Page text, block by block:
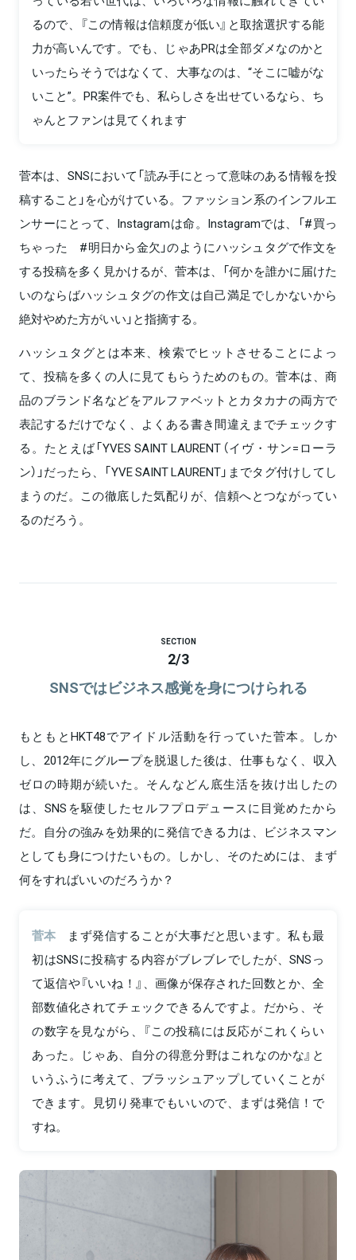
るので、『この情報は信頼度が低い』と取捨選択する能
力が高いんです。でも、じゃあPRは全部ダメなのかと
いったらそうではなくて、大事なのは、“そこに嘘がな
いこと”。PR案件でも、私らしさを出せているなら、ち
ゃんとファンは見てくれます
菅本は、SNSにおいて「読み手にとって意味のある情報を投
稿すること」を心がけている。ファッション系のインフルエ
ンサーにとって、Instagramは命。Instagramでは、「#買っ
ちゃった #明日から金欠」のようにハッシュタグで作文を
する投稿を多く見かけるが、菅本は、「何かを誰かに届けた
いのならばハッシュタグの作文は自己満足でしかないから
絶対やめた方がいい」と指摘する。
ハッシュタグとは本来、検索でヒットさせることによっ
て、投稿を多くの人に見てもらうためのもの。菅本は、商
品のブランド名などをアルファベットとカタカナの両方で
表記するだけでなく、よくある書き間違えまでチェックす
る。たとえば「YVES SAINT LAURENT（イヴ・サン=ローラ
ン）」だったら、「YVE SAINT LAURENT」までタグ付けしてし
まうのだ。この徹底した気配りが、信頼へとつながってい
るのだろう。
SECTION
2/3
SNSではビジネス感覚を身につけられる
もともとHKT48でアイドル活動を行っていた菅本。しか
し、2012年にグループを脱退した後は、仕事もなく、収入
ゼロの時期が続いた。そんなどん底生活を抜け出したの
は、SNSを駆使したセルフプロデュースに目覚めたから
だ。自分の強みを効果的に発信できる力は、ビジネスマン
としても身につけたいもの。しかし、そのためには、まず
何をすればいいのだろうか？
菅本
まず発信することが大事だと思います。私も最
初はSNSに投稿する内容がブレブレでしたが、SNSっ
て返信や『いいね！』、画像が保存された回数とか、全
部数値化されてチェックできるんですよ。だから、そ
の数字を見ながら、『この投稿には反応がこれくらい
あった。じゃあ、自分の得意分野はこれなのかな』と
いうふうに考えて、ブラッシュアップしていくことが
できます。見切り発車でもいいので、まずは発信！で
すね。